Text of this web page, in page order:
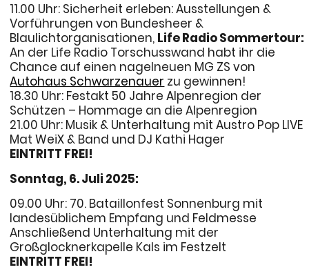
11.00 Uhr: Sicherheit erleben: Ausstellungen &
Vorführungen von Bundesheer &
Blaulichtorganisationen, Life Radio Sommertour:
An der Life Radio Torschusswand habt ihr die
Chance auf einen nagelneuen MG ZS von
Autohaus Schwarzenauer zu gewinnen!
18.30 Uhr: Festakt 50 Jahre Alpenregion der
Schützen – Hommage an die Alpenregion
21.00 Uhr: Musik & Unterhaltung mit Austro Pop LIVE
Mat WeiX & Band und DJ Kathi Hager
EINTRITT FREI!
Sonntag, 6. Juli 2025:
09.00 Uhr: 70. Bataillonfest Sonnenburg mit
landesüblichem Empfang und Feldmesse
Anschließend Unterhaltung mit der
Großglocknerkapelle Kals im Festzelt
EINTRITT FREI!